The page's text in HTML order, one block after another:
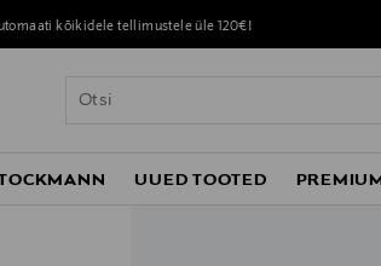
kõikidele tellimustele üle 120€!
UUED TOOTED